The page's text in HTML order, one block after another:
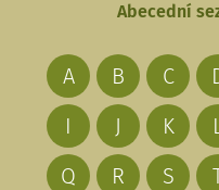
Abecední
A B C
I
J K
Q
R S